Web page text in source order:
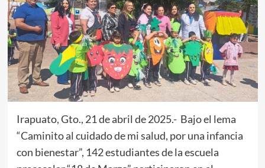
Irapuato, Gto., 21 de abril de 2025.- Bajo el lema
“Caminito al cuidado de mi salud, por una infancia
con bienestar”, 142 estudiantes de la escuela